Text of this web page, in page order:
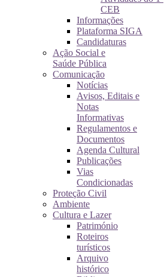
CEB
Informações
Plataforma SIGA
Candidaturas
Ação Social e
Saúde Pública
Comunicação
Notícias
Avisos, Editais e
Notas
Informativas
Regulamentos e
Documentos
Agenda Cultural
Publicações
Vias
Condicionadas
Proteção Civil
Ambiente
Cultura e Lazer
Património
Roteiros
turísticos
Arquivo
histórico